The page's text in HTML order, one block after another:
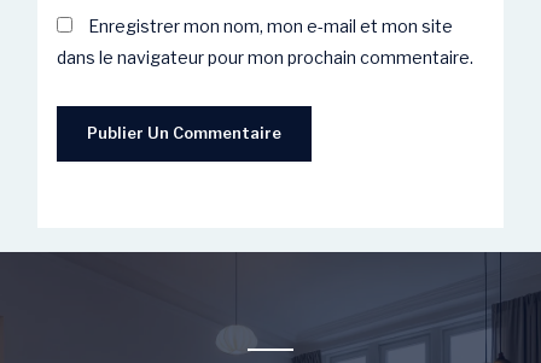
Enregistrer mon nom, mon e-mail et mon site
dans le navigateur pour mon prochain commentaire.